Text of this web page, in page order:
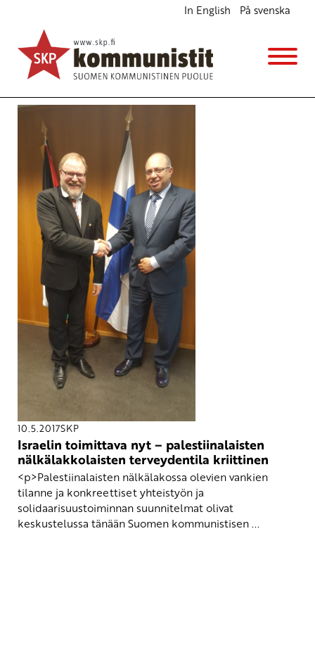
In English På svenska
nälkälakko
10.5.2017SKP
Israelin toimittava nyt – palestiinalaisten
nälkälakkolaisten terveydentila kriittinen
<p>Palestiinalaisten nälkälakossa olevien vankien
tilanne ja konkreettiset yhteistyön ja
solidaarisuustoiminnan suunnitelmat olivat
keskustelussa tänään Suomen kommunistisen ...